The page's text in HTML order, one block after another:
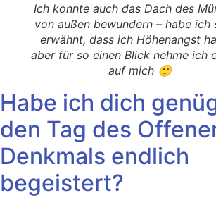
Ich konnte auch das Dach des
von außen bewundern – habe ich
erwähnt, dass ich Höhenangst
aber für so einen Blick nehme ich
auf mich 🙂
Habe ich dich
den Tag des
Denkmals endlich
begeistert?